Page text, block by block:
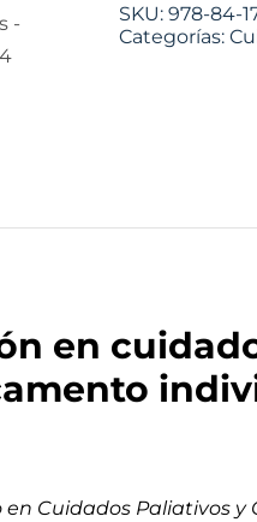
SKU: 978-84-
Categorías:
en
Cuidados Paliativos